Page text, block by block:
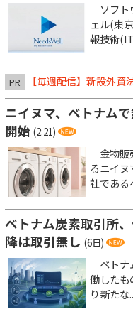
ソフト
ェル(東
報技術
PR 【毎週配信】新設外
ニイヌマ、ベトナム
開始 (2:21)
金物販
るニイ
社である
ベトナム炭素取引所
降は取引無し (6日)
ベトナ
働したも
り新たな